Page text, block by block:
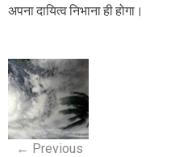
अपना दायित्व निभाना ही होगा।
P
o
s
← Previous